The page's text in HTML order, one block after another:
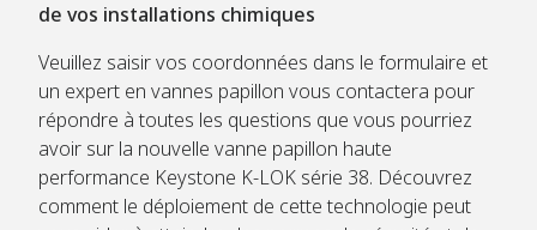
de vos installations chimiques
Veuillez saisir vos coordonnées dans le formulaire et
un expert en vannes papillon vous contactera pour
répondre à toutes les questions que vous pourriez
avoir sur la nouvelle vanne papillon haute
performance Keystone K-LOK série 38. Découvrez
comment le déploiement de cette technologie peut